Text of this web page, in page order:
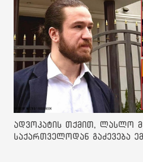
ადვოკატის თქმით, ლასლო
საქართველოდან გაძევება